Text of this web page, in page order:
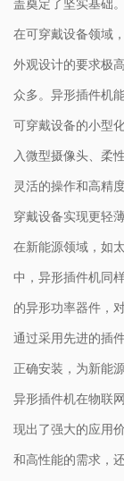
在可穿戴设备领域
外观设计的要求极
众多。异形插件机
可穿戴设备的小型
入微型摄像头、柔
灵活的操作和高精
穿戴设备实现更轻
在新能源领域，如
中，异形插件机同
的异形功率器件，
通过采用先进的插
正确安装，为新能
异形插件机在物联
现出了强大的应用
和高性能的需求，